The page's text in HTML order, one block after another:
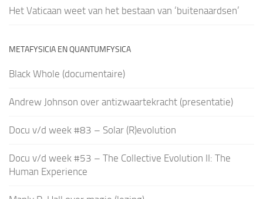
Het Vaticaan weet van het bestaan van ‘buitenaardsen’
METAFYSICIA EN QUANTUMFYSICA
Black Whole (documentaire)
Andrew Johnson over antizwaartekracht (presentatie)
Docu v/d week #83 – Solar (R)evolution
Docu v/d week #53 – The Collective Evolution II: The
Human Experience